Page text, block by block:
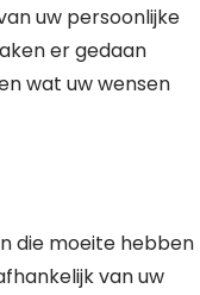
uw persoonlijke
er gedaan
wat uw wensen
die moeite hebben
van uw